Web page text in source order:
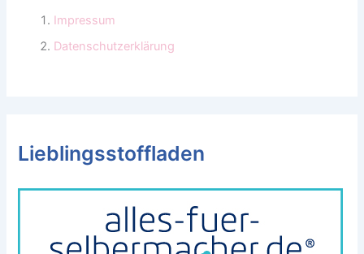
Impressum
Datenschutzerklärung
Lieblingsstoffladen